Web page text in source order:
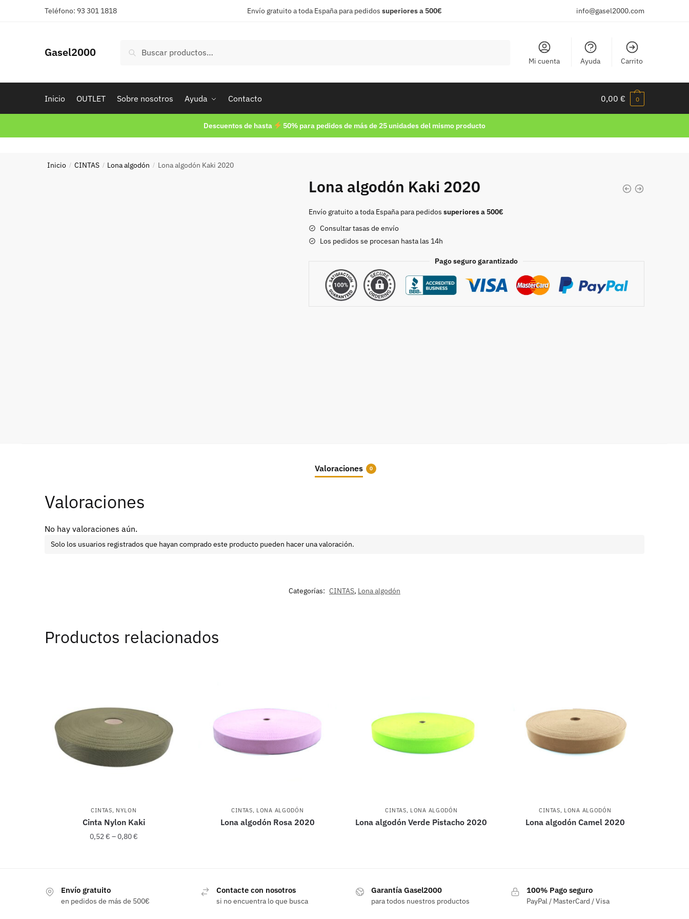
Teléfono: 93 301 1818 Envío gratuito a toda España para pedidos superiores a 500€ info@gasel2000.com
Gasel2000
por:
Buscar
Mi cuenta Ayuda Carrito
Inicio OUTLET Sobre nosotros Ayuda Contacto 0,00 € 0
Descuentos de hasta 50% para pedidos de más de 25 unidades del mismo producto
Inicio / CINTAS / Lona algodón / Lona algodón Kaki 2020
Lona algodón Kaki 2020
Envío gratuito a toda España para pedidos superiores a 500€
Consultar tasas de envío
Los pedidos se procesan hasta las 14h
Pago seguro garantizado
Valoraciones 0
Valoraciones
No hay valoraciones aún.
Solo los usuarios registrados que hayan comprado este producto pueden hacer una valoración.
Categorías: CINTAS, Lona algodón
Productos relacionados
CINTAS, NYLON
Cinta Nylon Kaki
0,52€ –0,80€
tiene
CINTAS, LONA ALGODÓN
Lona algodón Rosa 2020
CINTAS, LONA ALGODÓN
Lona algodón Verde Pistacho 2020
CINTAS, LONA ALGODÓN
Lona algodón Camel 2020
Envío gratuito
en pedidos de más de 500€
Contacte con nosotros
si no encuentra lo que busca
Garantía Gasel2000
para todos nuestros productos
100% Pago seguro
PayPal / MasterCard / Visa